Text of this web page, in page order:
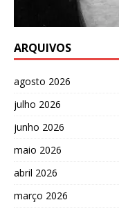
ARQUIVOS
agosto 2026
julho 2026
junho 2026
maio 2026
abril 2026
março 2026